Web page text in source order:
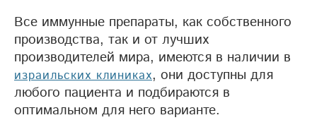
Все иммунные препараты, как собственного
производства, так и от лучших
производителей мира, имеются в наличии в
израильских клиниках, они доступны для
любого пациента и подбираются в
оптимальном для него варианте.